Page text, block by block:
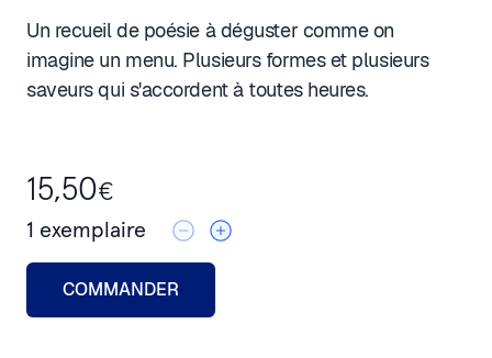
Un recueil de poésie à déguster comme on
imagine un menu. Plusieurs formes et plusieurs
saveurs qui s'accordent à toutes heures.
15,50€
1 exemplaire
COMMANDER